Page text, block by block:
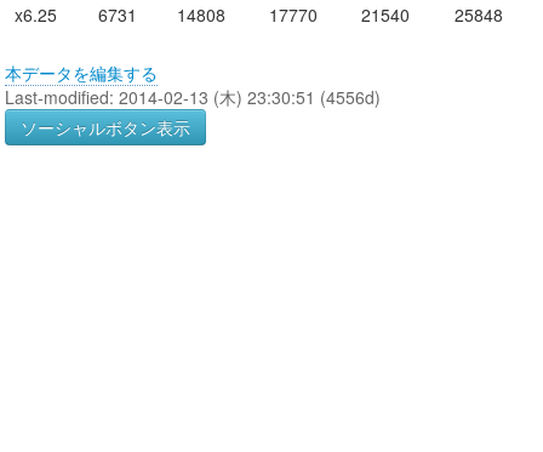
x6.25 6731 14808 17770 21540 25848
本データを編集する
Last-modified: 2014-02-13 (木) 23:30:51 (4556d)
ソーシャルボタン表示